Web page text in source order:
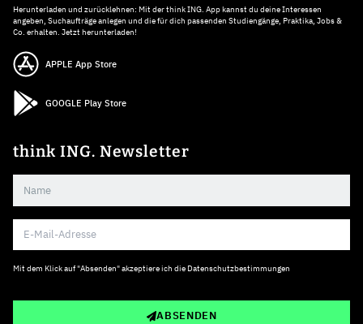
Herunterladen und zurücklehnen: Mit der think ING. App kannst du deine Interessen
angeben, Suchaufträge anlegen und die für dich passenden Studiengänge, Praktika, Jobs &
Co. erhalten. Jetzt herunterladen!
APPLE App Store
GOOGLE Play Store
think ING. Newsletter
Mit dem Klick auf "Absenden" akzeptiere ich die Datenschutzbestimmungen
ABSENDEN